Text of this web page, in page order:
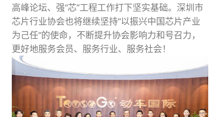
高峰论坛、强“芯”工程工作打下坚实基础。深圳市
芯片行业协会也将继续坚持“以振兴中国芯片产业
为己任“的使命，不断提升协会影响力和号召力，
更好地服务会员、服务行业、服务社会！